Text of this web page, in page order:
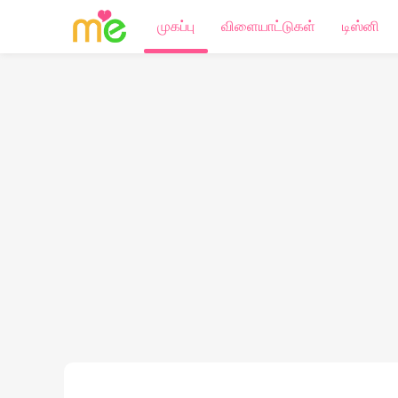
முகப்பு விளையாட்டுகள் டிஸ்னி